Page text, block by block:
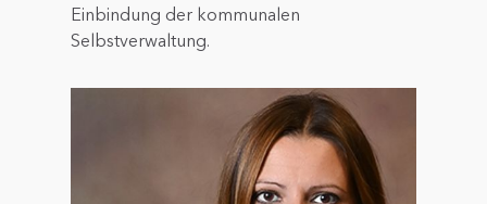
Einbindung der kommunalen
Selbstverwaltung.